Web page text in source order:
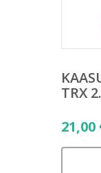
TRX
21,00